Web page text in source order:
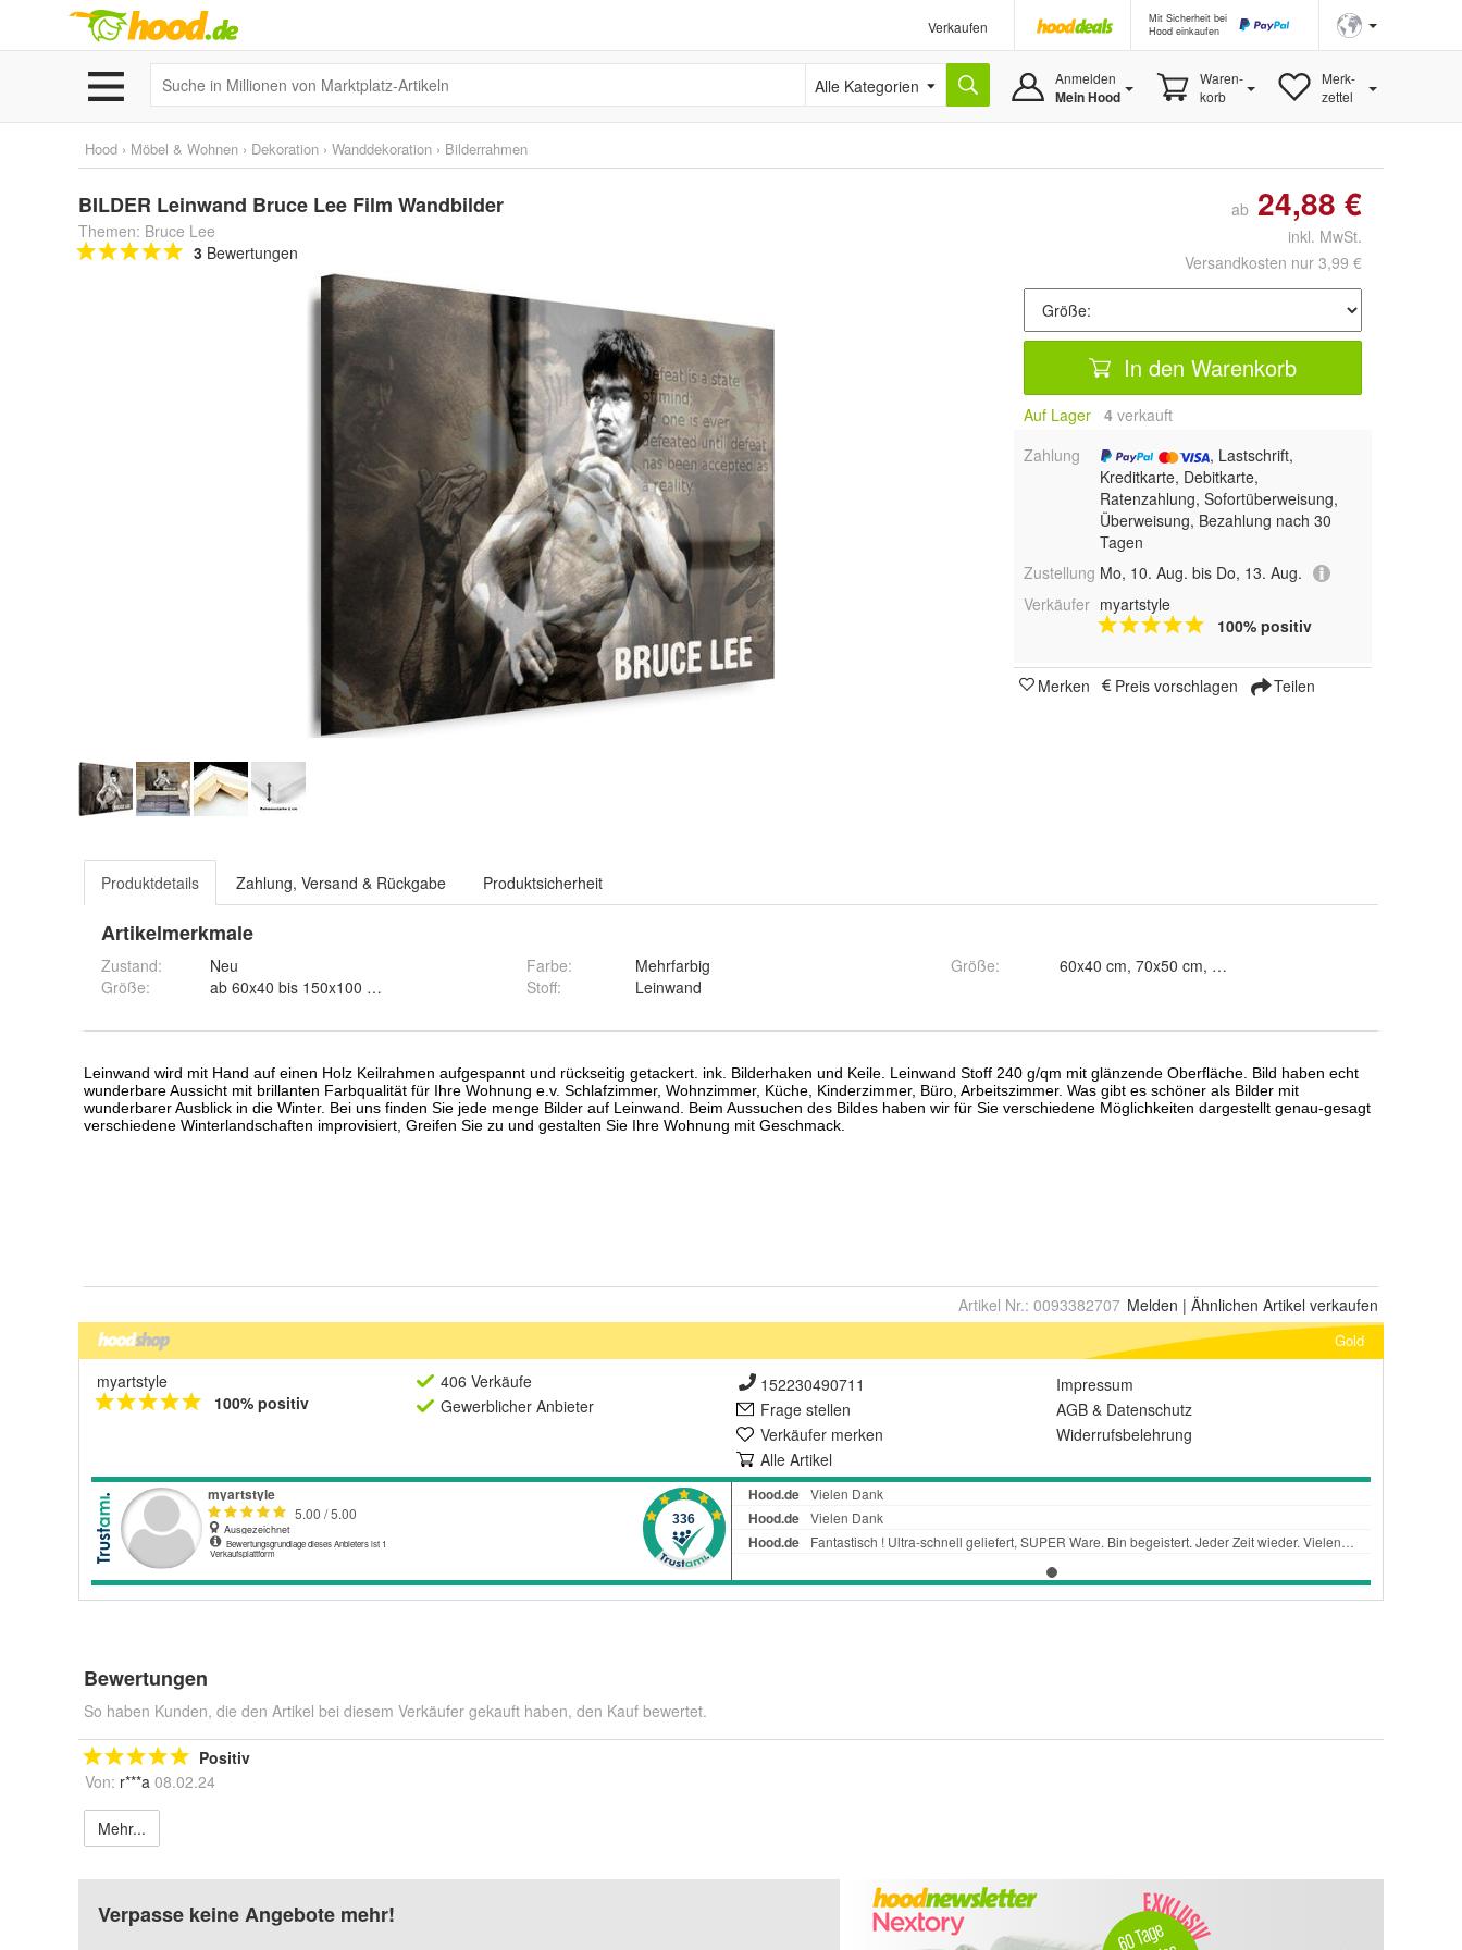
Verkaufen
Mit Sicherheit bei
Hood einkaufen
Alle Kategorien Anmelden
Mein Hood
Waren-
korb
Merk-
zettel
Hood › Möbel & Wohnen › Dekoration › Wanddekoration › Bilderrahmen
BILDER Leinwand Bruce Lee Film Wandbilder
Themen: Bruce Lee
3 Bewertungen
ab 24,88 €
inkl. MwSt.
Versandkosten nur 3,99 €
In den Warenkorb
Auf Lager 4 verkauft
Zahlung
, Lastschrift,
Kreditkarte, Debitkarte,
Ratenzahlung, Sofortüberweisung,
Überweisung, Bezahlung nach 30
Tagen
Zustellung Mo, 10. Aug. bis Do, 13. Aug.
Verkäufer myartstyle
100% positiv
Merken Preis vorschlagen Teilen
Produktdetails Zahlung, Versand & Rückgabe Produktsicherheit
Artikelmerkmale
Zustand:
Neu
Größe: ab 60x40 bis 150x100 cm
Farbe:
Mehrfarbig
Stoff: Leinwand
Größe:
Artikel Nr.: 0093382707 Melden | Ähnlichen Artikel verkaufen
Gold
myartstyle
100% positiv
406 Verkäufe
Gewerblicher Anbieter
152230490711
Frage stellen
Verkäufer merken
Alle Artikel
Impressum
AGB & Datenschutz
Widerrufsbelehrung
Bewertungen
So haben Kunden, die den Artikel bei diesem Verkäufer gekauft haben, den Kauf bewertet.
Positiv
Von: r***a 08.02.24
Mehr...
Verpasse keine Angebote mehr!